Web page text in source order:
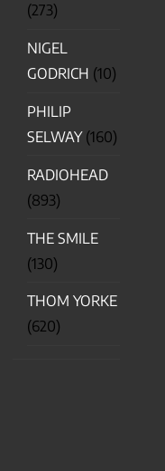
(273)
NIGEL
GODRICH (10)
PHILIP
SELWAY(160)
RADIOHEAD
(893)
THE SMILE
(130)
THOM YORKE
(620)